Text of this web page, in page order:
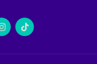
InstagramTikTok